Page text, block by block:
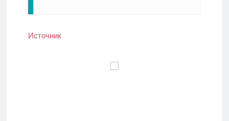
Источник